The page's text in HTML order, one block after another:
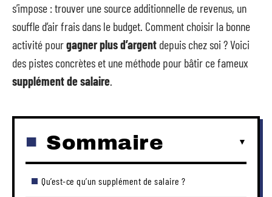
s’impose : trouver une source additionnelle de revenus, un
souffle d’air frais dans le budget. Comment choisir la bonne
activité pourgagner plus d’argent depuis chez soi ? Voici
des pistes concrètes et une méthode pour bâtir ce fameux
supplément de salaire.
Sommaire
Qu’est-ce qu’un supplément de salaire ?